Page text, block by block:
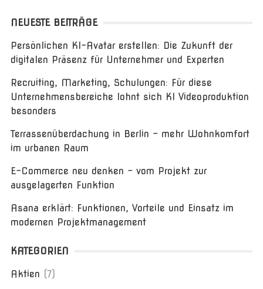
NEUESTE BEITRÄGE
Persönlichen KI-Avatar erstellen: Die Zukunft der
digitalen Präsenz für Unternehmer und Experten
Recruiting, Marketing, Schulungen: Für diese
Unternehmensbereiche lohnt sich KI Videoproduktion
besonders
Terrassenüberdachung in Berlin – mehr Wohnkomfort
im urbanen Raum
E-Commerce neu denken – vom Projekt zur
ausgelagerten Funktion
Asana erklärt: Funktionen, Vorteile und Einsatz im
modernen Projektmanagement
KATEGORIEN
Aktien (7)